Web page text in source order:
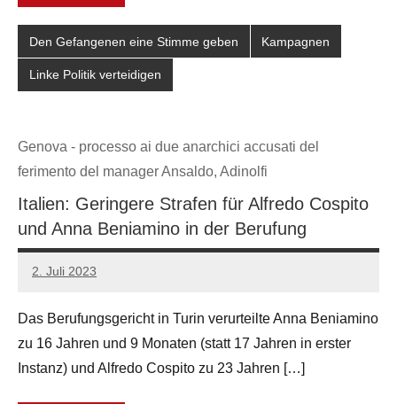
Den Gefangenen eine Stimme geben Kampagnen
Linke Politik verteidigen
Genova - processo ai due anarchici accusati del
ferimento del manager Ansaldo, Adinolfi
Italien: Geringere Strafen für Alfredo Cospito
und Anna Beniamino in der Berufung
2. Juli 2023
network
Das Berufungsgericht in Turin verurteilte Anna Beniamino
zu 16 Jahren und 9 Monaten (statt 17 Jahren in erster
Instanz) und Alfredo Cospito zu 23 Jahren […]